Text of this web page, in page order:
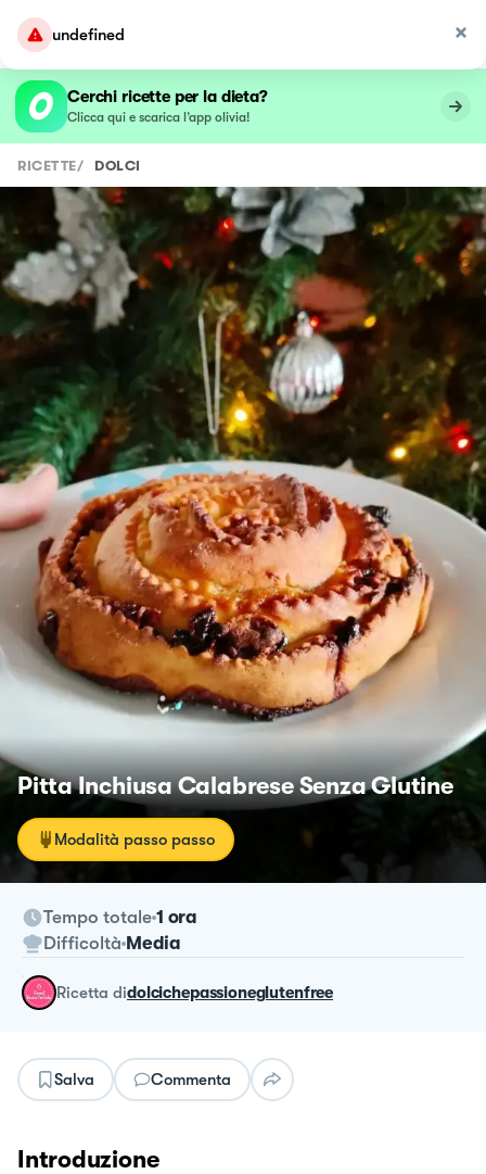
undefined
Cerchi ricette per la dieta?
Clicca qui e scarica l’app olivia!
RICETTE/ DOLCI
Pitta Inchiusa Calabrese Senza Glutine
Modalità passo passo
Tempo totale 1 ora
Difficoltà Media
ricetta didolcichepassioneglutenfree
Salva Commenta
Introduzione